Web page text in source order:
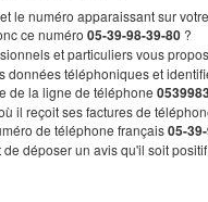
le numéro apparaissant sur
ce numéro 05-39-98-39-80 ?
et particuliers vous
données téléphoniques et
de la ligne de téléphone
il reçoit ses factures de
de téléphone français05-
de déposer un avis qu'il soit